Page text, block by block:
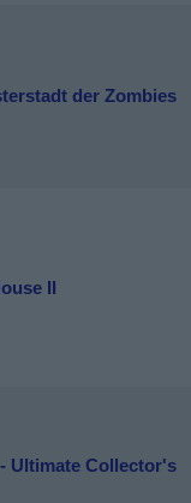
der Zombies
II
Ultimate Collector's